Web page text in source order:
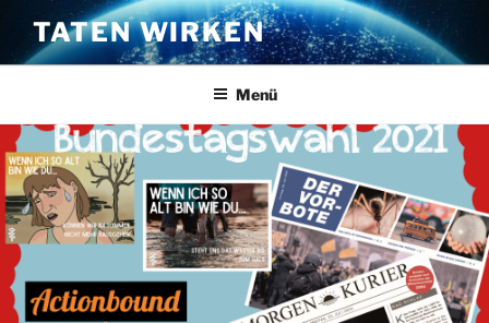
Inhalt
springen
TATEN WIRKEN
Menü